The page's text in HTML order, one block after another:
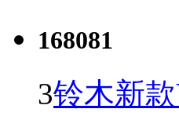
168081
3铃木新